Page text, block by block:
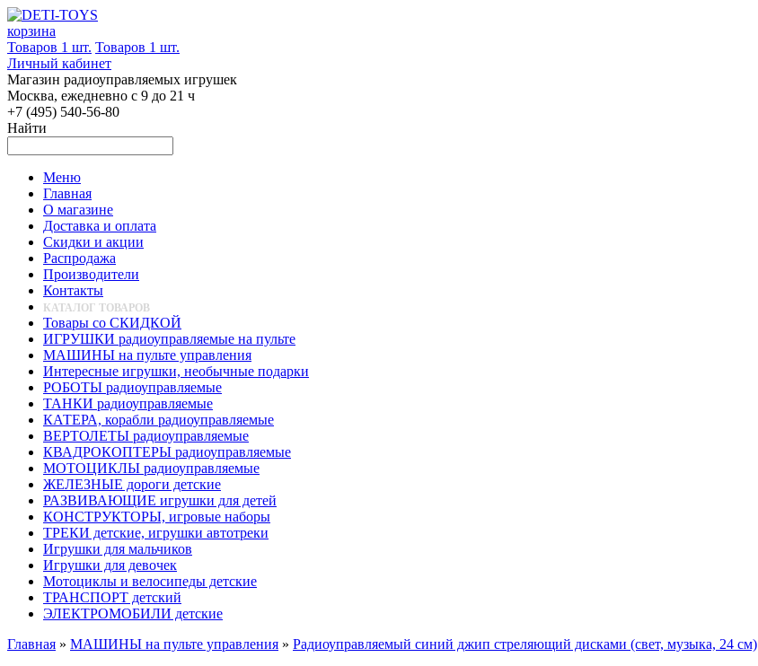
корзина
Товаров 1 шт. Товаров 1 шт.
Личный кабинет
Магазин радиоуправляемых игрушек
Москва, ежедневно с 9 до 21 ч
+7 (495) 540-56-80
Найти
Меню
Главная
О магазине
Доставка и оплата
Скидки и акции
Распродажа
Производители
Контакты
КАТАЛОГ ТОВАРОВ
Товары со СКИДКОЙ
ИГРУШКИ радиоуправляемые на пульте
МАШИНЫ на пульте управления
Интересные игрушки, необычные подарки
РОБОТЫ радиоуправляемые
ТАНКИ радиоуправляемые
КАТЕРА, корабли радиоуправляемые
ВЕРТОЛЕТЫ радиоуправляемые
КВАДРОКОПТЕРЫ радиоуправляемые
МОТОЦИКЛЫ радиоуправляемые
ЖЕЛЕЗНЫЕ дороги детские
РАЗВИВАЮЩИЕ игрушки для детей
КОНСТРУКТОРЫ, игровые наборы
ТРЕКИ детские, игрушки автотреки
Игрушки для мальчиков
Игрушки для девочек
Мотоциклы и велосипеды детские
ТРАНСПОРТ детский
ЭЛЕКТРОМОБИЛИ детские
Главная » МАШИНЫ на пульте управления » Радиоуправляемый синий джип стреляющий дисками (свет, музыка, 24 см)